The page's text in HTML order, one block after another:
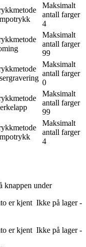
Maksimalt
antall farger
4
Maksimalt
antall farger
99
Maksimalt
antall farger
0
Maksimalt
antall farger
99
Maksimalt
antall farger
4
knappen under
er kjent Ikke på lager -
er kjent Ikke på lager -